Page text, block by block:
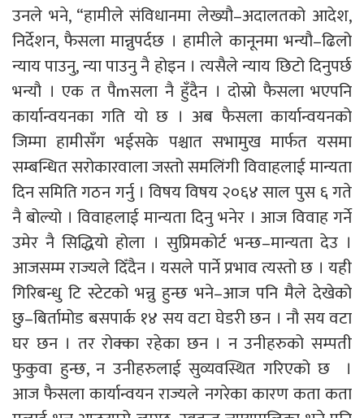
उनले भने, “हामीले संविधानमा लेख्यौ–अदालतको आदेश,
निर्देशन, फैसला मान्नुपर्दछ । हामीले कानूनमा भन्यौ–ढिलो
न्याय पाउनु, न्या पाउनु नै होइन । त्यसैले न्याय छिटो दिनुपर्छ
भन्यौ । एक त पैmसला नै हुँदैन । दोस्रो फैसला भएपनि
कार्यान्वयनका गति यो छ । अब फैसला कार्यान्वयनको
जिम्मा हामीसँग भईसके पश्चात सभामुख मार्फत यसमा
सम्बन्धित सरोकारवाला जस्तो समलिंगी विवाहलाई मान्यता
दिन समिति गठन गर्नु । विषय विषय २०६४ साल पुस ६ गते
नै बोल्यो । विवाहलाई मान्यता दिनु भनेर । आज विवाह गर्ने
उमेर नै सिद्धियो होला । सुप्रिमकोर्ट भन्छ–मान्यता देउ ।
आजसम्म राज्यले दिँदैन । यसले पार्ने प्रभाव त्यस्तो छ । यही
गिरिबन्धु टि स्टेटको भन्नु हुन्छ भने–आज पनि मैले देखेको
छु–बिर्तामोड बसपार्क १४ सय वटा घेडरी छन । नौ सय वटा
घर छन । तर रोक्का रहेका छन । न उनीहरुको सम्पती
फुकुवा हुन्छ, न उनीहरुलाई सुव्यवस्थित गरिएको छ ।
आज फैसला कार्यान्वयन राज्यले नगरेका कारण कता कता